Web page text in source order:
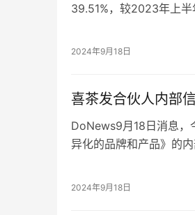
39.51%，较2023年上半
51.24%，毛利率下降主
期增加了1.01亿元，增幅
2024年9月18日
喜茶发合伙人内部
DoNews9月18日消息，
异化的品牌和产品》的
对此，喜茶在内部信中
2024年9月18日